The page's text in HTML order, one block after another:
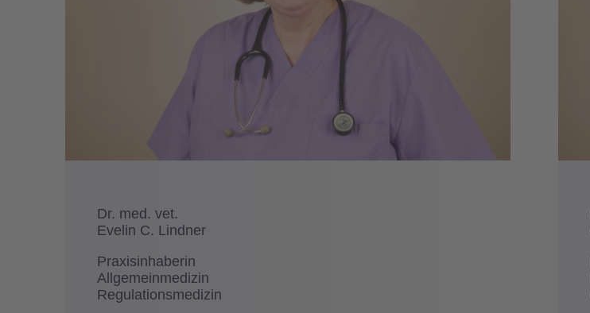
Dr. med. vet.
Evelin C. Lindner
Praxisinhaberin
Allgemeinmedizin
Regulationsmedizin